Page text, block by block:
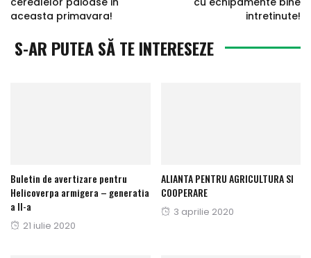
aceasta primavara!
intretinute!
S-AR PUTEA SĂ TE INTERESEZE
Buletin de avertizare pentru
Helicoverpa armigera – generatia
a II-a
Publicat
21 iulie 2020
ALIANTA PENTRU AGRICULTURA SI
COOPERARE
Publicat
3 aprilie 2020